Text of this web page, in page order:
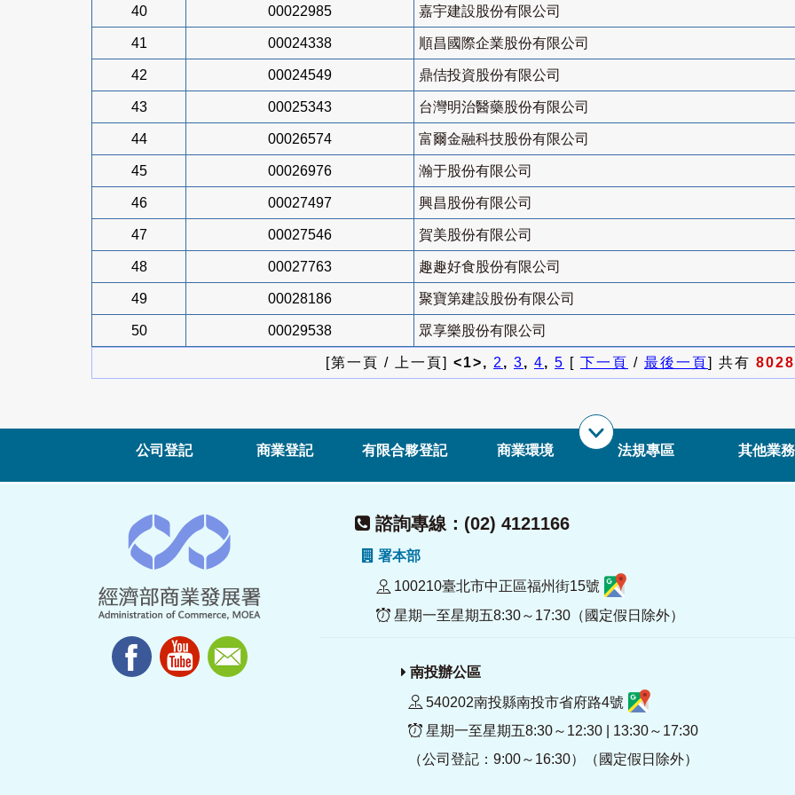
40 00022985 嘉宇建設股份有限公司
41 00024338 順昌國際企業股份有限公司
42 00024549 鼎佶投資股份有限公司
43 00025343 台灣明治醫藥股份有限公司
44 00026574 富爾金融科技股份有限公司
45 00026976 瀚于股份有限公司
46 00027497 興昌股份有限公司
47 00027546 賀美股份有限公司
48 00027763 趣趣好食股份有限公司
49 00028186 聚寶第建設股份有限公司
50 00029538 眾享樂股份有限公司
[第一頁 / 上一頁] <1>, 2, 3, 4, 5 [ 下一頁 / 最後一頁] 共有 8028
公司登記 商業登記 有限合夥登記 商業環境 法規專區 其他業務
諮詢專線：(02) 4121166
署本部
100210臺北市中正區福州街15號
星期一至星期五8:30～17:30（國定假日除外）
南投辦公區
540202南投縣南投市省府路4號
星期一至星期五8:30～12:30 | 13:30～17:30
（公司登記：9:00～16:30）（國定假日除外）